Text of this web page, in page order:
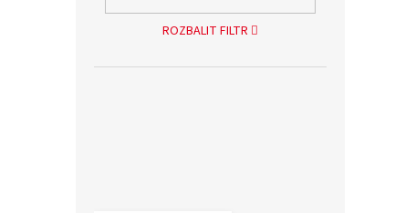
ROZBALIT FILTR